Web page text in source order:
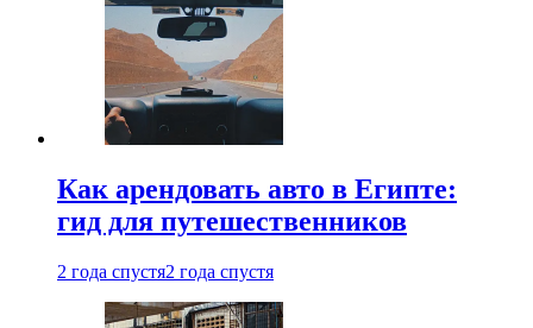
Как арендовать авто в Египте:
гид для путешественников
2 года спустя2 года спустя